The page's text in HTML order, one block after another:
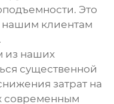
Это
нашим клиентам
из наших
существенной
затрат на
современным